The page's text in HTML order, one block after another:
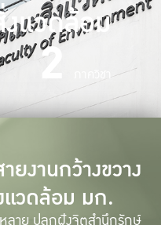
แวดล้อม
2 ภาควิชา
ยงานกว้างขวาง
แวดล้อม มก.